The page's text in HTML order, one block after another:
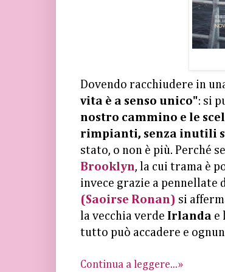
Dovendo racchiudere in
vita è a senso unico": si
nostro cammino e le
rimpianti, senza inutili
stato, o non è più. Perché
Brooklyn, la cui trama è
invece grazie a pennellate
(Saoirse Ronan) si
la vecchia verde Irlanda e
tutto può accadere e
Continua a leggere...»